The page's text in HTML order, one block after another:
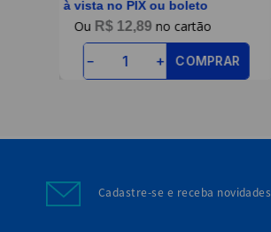
à vista no PIX ou boleto
R$ 12,89
＋
－ COMPRAR
Cadastre-se e receba novidades